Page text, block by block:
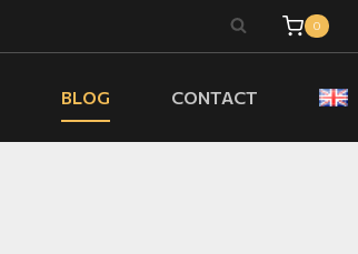
0
BLOG CONTACT